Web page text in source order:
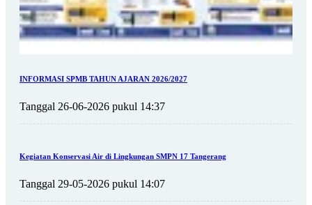
INFORMASI SPMB TAHUN AJARAN 2026/2027
Tanggal 26-06-2026 pukul 14:37
Kegiatan Konservasi Air di Lingkungan SMPN 17 Tangerang
Tanggal 29-05-2026 pukul 14:07